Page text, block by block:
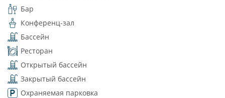
Бар
Конференц-зал
Бассейн
Ресторан
Открытый бассейн
Закрытый бассейн
Охраняемая парковка